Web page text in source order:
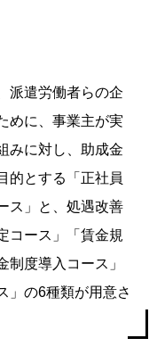
派遣労働者らの企
めに、事業主が実
みに対し、助成金
的とする「正社員
ス」と、処遇改善
コース」「賃金規
制度導入コース」
」の6種類が用意さ